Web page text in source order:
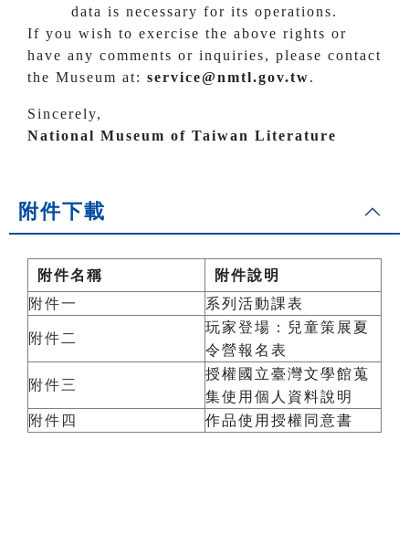
data is necessary for its operations.
If you wish to exercise the above rights or
have any comments or inquiries, please contact
the Museum at: service@nmtl.gov.tw.
Sincerely,
National Museum of Taiwan Literature
附件下載
附件名稱
附件說明
附件一
系列活動課表
附件二
玩家登場：兒童策展夏
令營報名表
附件三
授權國立臺灣文學館蒐
集使用個人資料說明
附件四
作品使用授權同意書